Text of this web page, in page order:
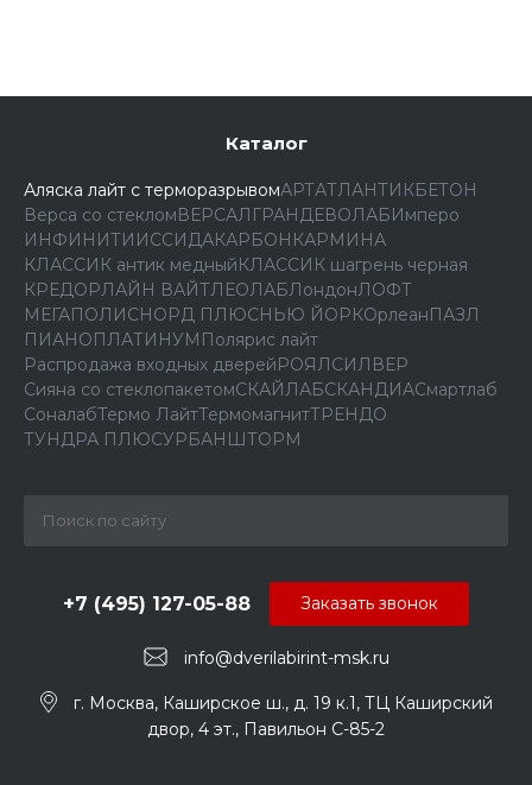
Каталог
Аляска лайт с терморазрывомАРТАТЛАНТИКБЕТОН
Верса со стекломВЕРСАЛ ГРАНДЕВОЛАБИмперо
ИНФИНИТИ ИССИДАКАРБОН КАРМИНА
КЛАССИК антик медныйКЛАССИК шагрень черная
КРЕДОРЛАЙН ВАЙТЛЕОЛАБЛондонЛОФТ
МЕГАПОЛИСНОРД ПЛЮСНЬЮ ЙОРКОрлеанПАЗЛ
ПИАНОПЛАТИНУМ Полярис лайт
Распродажа входных дверейРОЯЛСИЛВЕР
Сияна со стеклопакетомСКАЙЛАБСКАНДИAСмартлаб
СоналабТермо ЛайтТермомагнитТРЕНДО
ТУНДРА ПЛЮСУРБАН ШТОРМ
+7 (495) 127-05-88‬
info@dverilabirint-msk.ru
Заказать звонок
г. Москва, Каширское ш., д. 19 к.1, ТЦ Каширский
двор, 4 эт., Павильон C-85-2